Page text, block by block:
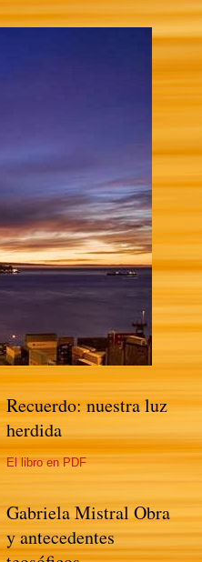
Recuerdo: nuestra luz
herdida
El libro en PDF
Gabriela Mistral Obra
y antecedentes